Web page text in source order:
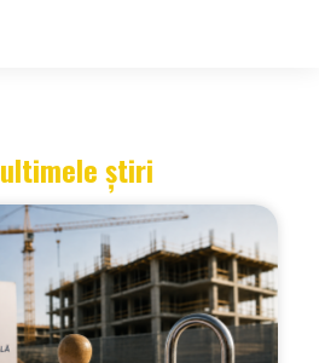
ultimele știri